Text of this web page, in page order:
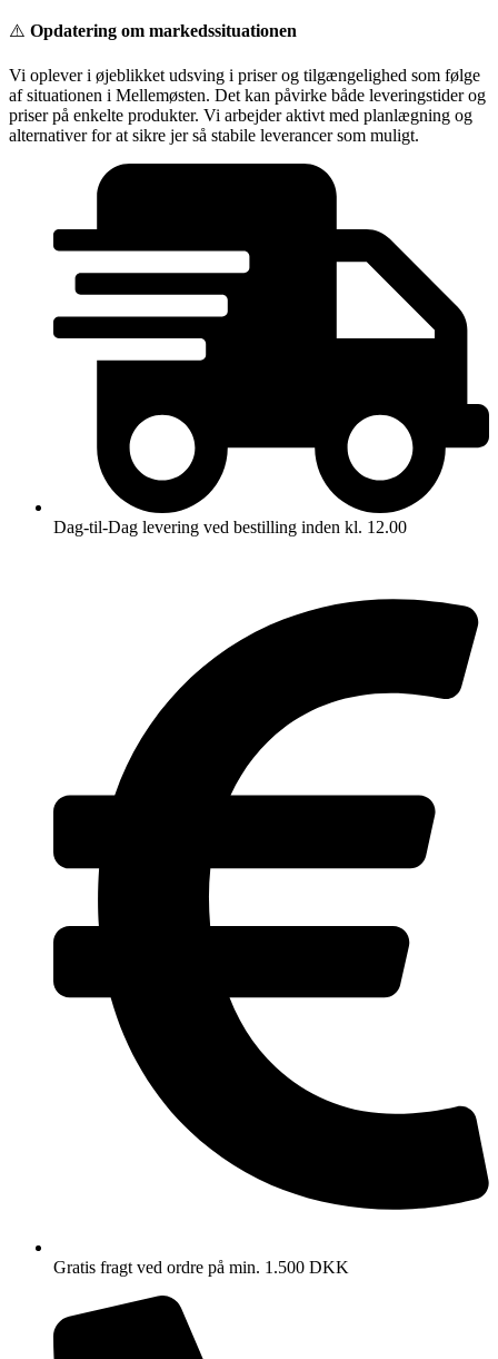
Videre
indhold
⚠️ Opdatering om markedssituationen
Vi oplever i øjeblikket udsving i priser og tilgængelighed som følge
af situationen i Mellemøsten. Det kan påvirke både leveringstider og
priser på enkelte produkter. Vi arbejder aktivt med planlægning og
alternativer for at sikre jer så stabile leverancer som muligt.
Dag-til-Dag levering ved bestilling inden kl. 12.00
Gratis fragt ved ordre på min. 1.500 DKK